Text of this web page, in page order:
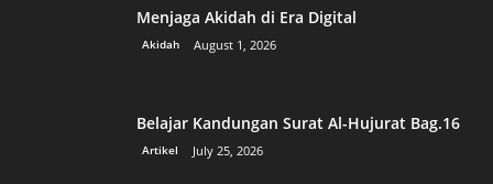
Menjaga Akidah di Era Digital
Akidah August 1, 2026
Belajar Kandungan Surat Al-Hujurat Bag.16
Artikel July 25, 2026